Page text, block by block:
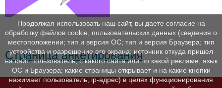
Страница анкетирования
Продолжая использовать наш сайт, вы даете согласие на
обработку файлов cookie, пользовательских данных (сведения о
местоположении; тип и версия ОС; тип и версия Браузера; тип
устройства и разрешение его экрана; источник откуда пришел
на сайт пользователь; с какого сайта или по какой рекламе; язык
ОС и Браузера; какие страницы открывает и на какие кнопки
нажимает пользователь; ip-адрес) в целях функционирования